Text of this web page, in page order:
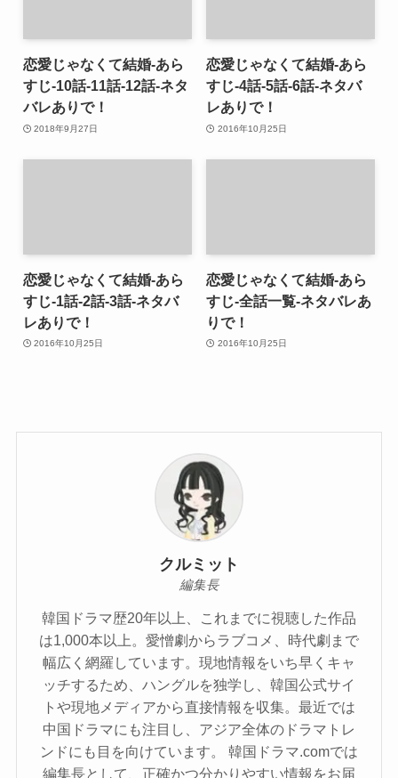
恋愛じゃなくて結婚-あら
すじ-10話-11話-12話-ネタ
バレありで！
2018年9月27日
恋愛じゃなくて結婚-あら
すじ-4話-5話-6話-ネタバ
レありで！
2016年10月25日
恋愛じゃなくて結婚-あら
すじ-1話-2話-3話-ネタバ
レありで！
2016年10月25日
恋愛じゃなくて結婚-あら
すじ-全話一覧-ネタバレあ
りで！
2016年10月25日
クルミット
編集長
韓国ドラマ歴20年以上、これまでに視聴した作品
は1,000本以上。愛憎劇からラブコメ、時代劇まで
幅広く網羅しています。現地情報をいち早くキャ
ッチするため、ハングルを独学し、韓国公式サイ
トや現地メディアから直接情報を収集。最近では
中国ドラマにも注目し、アジア全体のドラマトレ
ンドにも目を向けています。 韓国ドラマ.comでは
編集長として、正確かつ分かりやすい情報をお届